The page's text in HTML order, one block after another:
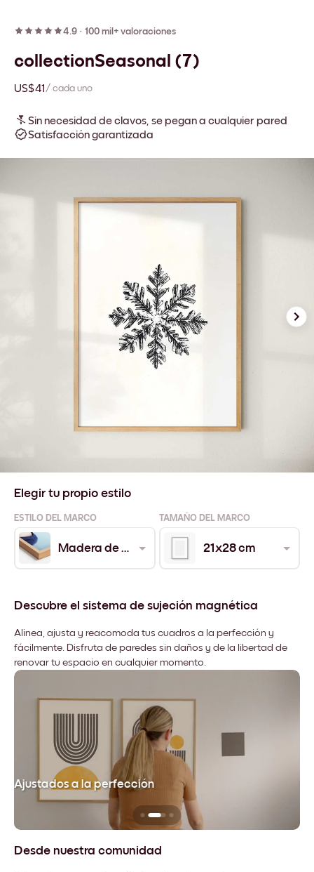
4.9 · 100 mil+ valoraciones
collectionSeasonal (7)
US$41 / cada uno
Sin necesidad de clavos, se pegan a cualquier pared
Satisfacción garantizada
Elegir tu propio estilo
ESTILO DEL MARCO TAMAÑO DEL MARCO
Madera de Roble 21x28 cm
Descubre el sistema de sujeción magnética
Alinea, ajusta y reacomoda tus cuadros a la perfección y
fácilmente. Disfruta de paredes sin daños y de la libertad de
renovar tu espacio en cualquier momento.
Ajustados a la perfección
Desde nuestra comunidad